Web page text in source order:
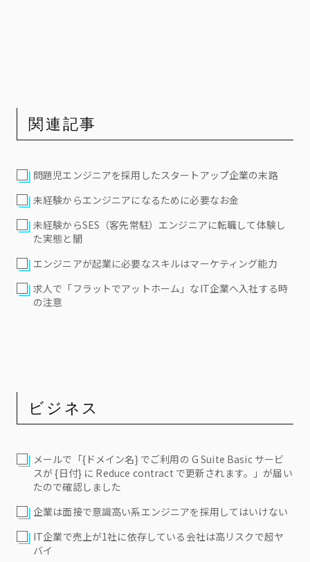
関連記事
問題児エンジニアを採用したスタートアップ企業の末路
未経験からエンジニアになるために必要なお金
未経験からSES（客先常駐）エンジニアに転職して体験し
た実態と闇
エンジニアが起業に必要なスキルはマーケティング能力
求人で「フラットでアットホーム」なIT企業へ入社する時
の注意
ビジネス
メールで「{ドメイン名} でご利用の G Suite Basic サービ
スが {日付} に Reduce contract で更新されます。」が届い
たので確認しました
企業は面接で意識高い系エンジニアを採用してはいけない
IT企業で売上が1社に依存している会社は高リスクで超ヤ
バイ